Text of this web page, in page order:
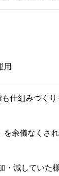
用
仕組みづく
余儀なくさ
減していた